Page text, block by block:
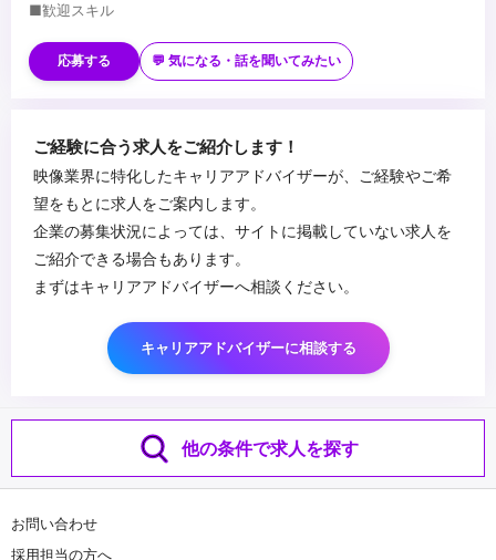
■歓迎スキル
・生成AIをはじめ、先進映像技術の知見、活用実績
・バーチャルプロダクションに関する知見、経験
・技術習得に積極的な方
...
応募する 💬 気になる・話を聞いてみたい
ご経験に合う求人をご紹介します！
映像業界に特化したキャリアアドバイザーが、ご経験やご希
望をもとに求人をご案内します。
企業の募集状況によっては、サイトに掲載していない求人を
ご紹介できる場合もあります。
まずはキャリアアドバイザーへ相談ください。
キャリアアドバイザーに相談する
他の条件で求人を探す
お問い合わせ
採用担当の方へ